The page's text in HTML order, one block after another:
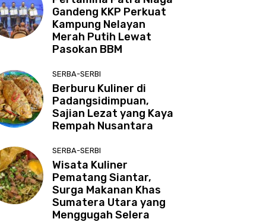
Gandeng KKP Perkuat
Kampung Nelayan
Merah Putih Lewat
Pasokan BBM
SERBA-SERBI
Berburu Kuliner di
Padangsidimpuan,
Sajian Lezat yang Kaya
Rempah Nusantara
SERBA-SERBI
Wisata Kuliner
Pematang Siantar,
Surga Makanan Khas
Sumatera Utara yang
Menggugah Selera